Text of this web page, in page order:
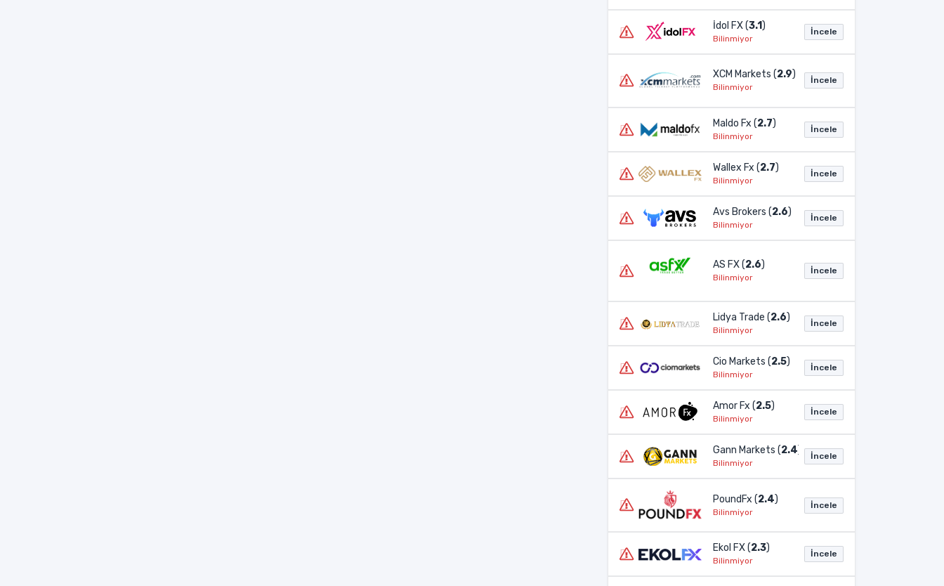
İdol FX (3.1)
Bilinmiyor
İncele
XCM Markets (2.9)
Bilinmiyor
İncele
Maldo Fx (2.7)
Bilinmiyor
İncele
Wallex Fx (2.7)
Bilinmiyor
İncele
Avs Brokers (2.6)
Bilinmiyor
İncele
AS FX (2.6)
Bilinmiyor
İncele
Lidya Trade (2.6)
Bilinmiyor
İncele
Cio Markets (2.5)
Bilinmiyor
İncele
Amor Fx (2.5)
Bilinmiyor
İncele
Gann Markets (2.4)
Bilinmiyor
İncele
PoundFx (2.4)
Bilinmiyor
İncele
Ekol FX (2.3)
Bilinmiyor
İncele